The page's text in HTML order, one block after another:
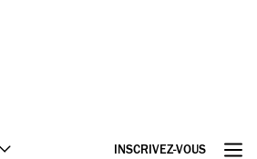
INSCRIVEZ-VOUS